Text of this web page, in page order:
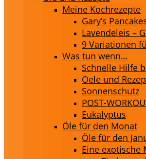
Meine Kochrezepte
Gary’s
Lavendeleis –
9 Variationen
Was tun wenn…
Schnelle Hilfe
Oele und
Sonnenschutz
POST-
Eukalyptus
Öle für den Monat
Öle für den
Eine exotische